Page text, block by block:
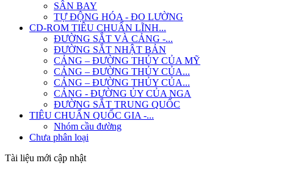
SÂN BAY
TỰ ĐỘNG HÓA - ĐO LƯỜNG
CD-ROM TIÊU CHUẨN LĨNH...
ĐƯỜNG SẮT VÀ CẢNG -...
ĐƯỜNG SẮT NHẬT BẢN
CẢNG – ĐƯỜNG THỦY CỦA MỸ
CẢNG – ĐƯỜNG THỦY CỦA...
CẢNG – ĐƯỜNG THỦY CỦA...
CẢNG - ĐƯỜNG ỦY CỦA NGA
ĐƯỜNG SẮT TRUNG QUỐC
TIÊU CHUẨN QUỐC GIA -...
Nhóm cầu đường
Chưa phân loại
Tài liệu mới cập nhật